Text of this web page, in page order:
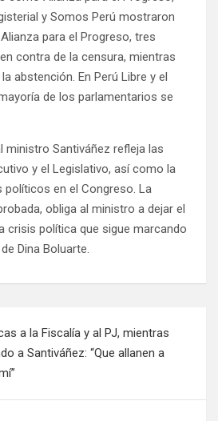
y Somos Perú mostraron
para el Progreso, tres
contra de la censura, mientras
abstención. En Perú Libre y el
de los parlamentarios se
ministro Santiváñez refleja las
y el Legislativo, así como la
políticos en el Congreso. La
obliga al ministro a dejar el
crisis política que sigue marcando
Dina Boluarte.
a la Fiscalía y al PJ, mientras
a Santiváñez: “Que allanen a